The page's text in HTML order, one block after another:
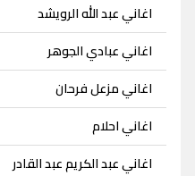
اغاني عبد الله الرويشد
اغاني عبادي الجوهر
اغاني مزعل فرحان
اغاني احلام
اغاني عبد الكريم عبد القادر